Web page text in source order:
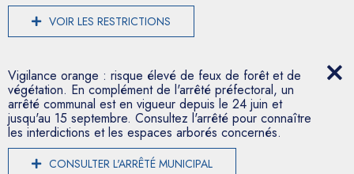
VOIR LES RESTRICTIONS
Vigilance orange : risque élevé de feux de forêt et de
végétation. En complément de l'arrêté préfectoral, un
arrêté communal est en vigueur depuis le 24 juin et
jusqu'au 15 septembre. Consultez l'arrêté pour connaître
les interdictions et les espaces arborés concernés.
CONSULTER L'ARRÊTÉ MUNICIPAL